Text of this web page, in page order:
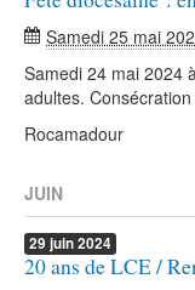
Annuaire/Contact
Samedi 25 mai
Samedi 24 mai 2024
adultes.
Rocamadour
JUIN
29 juin2024
20 ans de LCE /